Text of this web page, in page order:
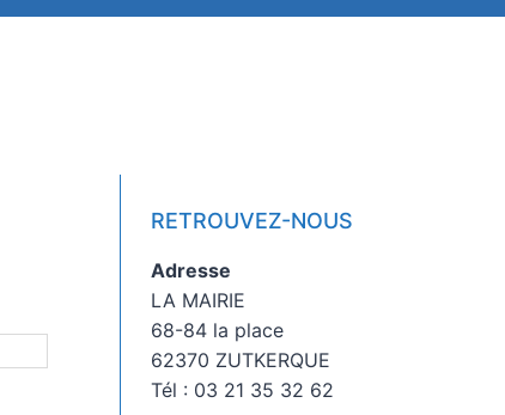
RETROUVEZ-NOUS
Adresse
LA MAIRIE
68-84 la place
62370 ZUTKERQUE
Tél : 03 21 35 32 62